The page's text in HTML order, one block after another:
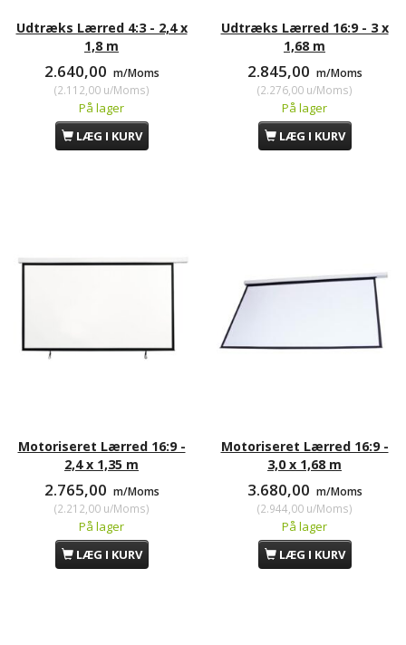
Udtræks Lærred 4:3 - 2,4 x
1,8 m
2.640,00 m/Moms
(2.112,00u/Moms)
På lager
LÆG I KURV
Udtræks Lærred 16:9 - 3 x
1,68 m
2.845,00 m/Moms
(2.276,00u/Moms)
På lager
LÆG I KURV
Motoriseret Lærred 16:9 -
2,4 x 1,35 m
2.765,00 m/Moms
(2.212,00u/Moms)
På lager
LÆG I KURV
Motoriseret Lærred 16:9 -
3,0 x 1,68 m
3.680,00 m/Moms
(2.944,00u/Moms)
På lager
LÆG I KURV